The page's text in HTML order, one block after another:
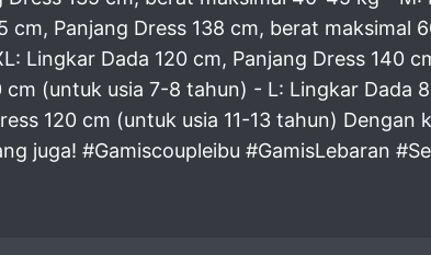
Panjang Dress 138 cm, berat maksimal
Lingkar Dada 120 cm, Panjang Dress 140
(untuk usia 7-8 tahun) - L: Lingkar Dada
120 cm (untuk usia 11-13 tahun) Dengan
juga! #Gamiscoupleibu #GamisLebaran